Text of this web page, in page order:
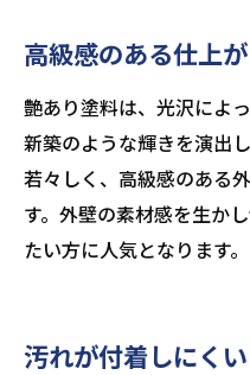
高級感のある仕上
艶あり塗料は、光沢によ
新築のような輝きを演出
若々しく、高級感のある
す。外壁の素材感を生か
たい方に人気となります。
汚れが付着しにくい